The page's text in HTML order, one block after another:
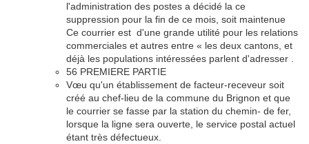
l'administration des postes a décidé la ce
suppression pour la fin de ce mois, soit maintenue
Ce courrier est d'une grande utilité pour les relations
commerciales et autres entre « les deux cantons, et
déjà les populations intéressées parlent d'adresser .
56 PREMIERE PARTIE
Vœu qu'un établissement de facteur-receveur soit
créé au chef-lieu de la commune du Brignon et que
le courrier se fasse par la station du chemin- de fer,
lorsque la ligne sera ouverte, le service postal actuel
étant très défectueux.